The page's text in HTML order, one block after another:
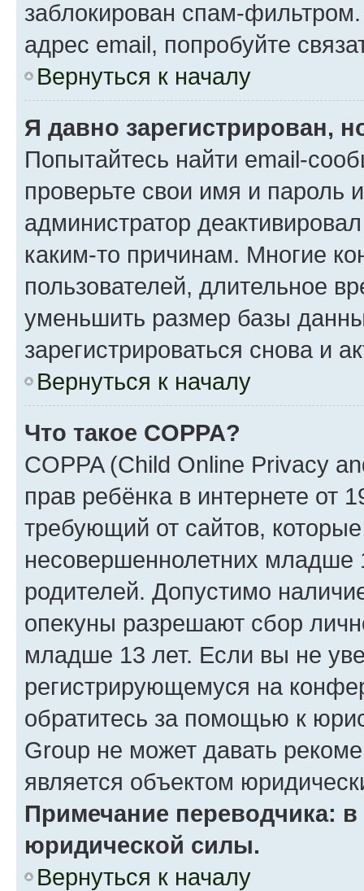
заблокирован спам-
адрес email, попробуйте
Вернуться к началу
Я давно зарегистрирован,
Попытайтесь найти email-
проверьте свои имя и пароль
администратор
каким-то причинам. Многие
пользователей, длительное
уменьшить размер базы
зарегистрироваться снова и
Вернуться к началу
Что такое COPPA?
COPPA (Child Online Privacy
прав ребёнка в интернете от
требующий от сайтов,
несовершеннолетних младше
родителей. Допустимо
опекуны разрешают сбор
младше 13 лет. Если вы не
регистрирующемуся на
обратитесь за помощью к
Group не может давать
является объектом
Примечание переводчика:
юридической силы.
Вернуться к началу